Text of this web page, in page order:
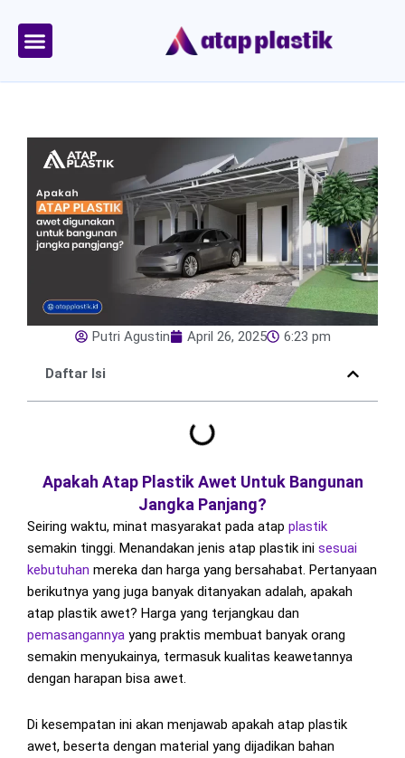
content
Putri Agustin April 26, 2025 6:23 pm
Daftar Isi
Apakah Atap Plastik Awet Untuk Bangunan
Jangka Panjang?
Seiring waktu, minat masyarakat pada atap plastik
semakin tinggi. Menandakan jenis atap plastik ini sesuai
kebutuhan mereka dan harga yang bersahabat. Pertanyaan
berikutnya yang juga banyak ditanyakan adalah, apakah
atap plastik awet? Harga yang terjangkau dan
pemasangannya yang praktis membuat banyak orang
semakin menyukainya, termasuk kualitas keawetannya
dengan harapan bisa awet.
Di kesempatan ini akan menjawab apakah atap plastik
awet, beserta dengan material yang dijadikan bahan